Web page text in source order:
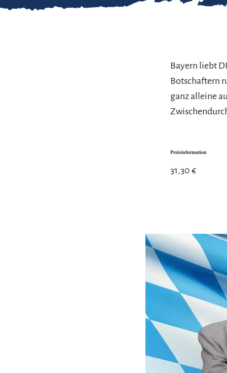
Bayern liebt
Botschaftern
ganz alleine
Preisinformation
31,30 €